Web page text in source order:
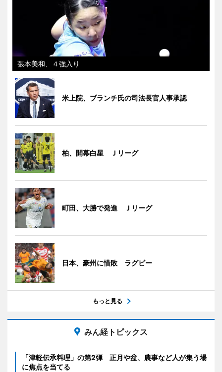
張本美和、４強入り
米上院、ブランチ氏の司法長官人事承認
柏、開幕白星 Ｊリーグ
町田、大勝で発進 Ｊリーグ
日本、豪州に惜敗 ラグビー
もっと見る
みん経トピックス
「津軽伝承料理」の第2弾 正月や盆、農事など人が集う場
に焦点を当てる